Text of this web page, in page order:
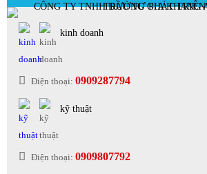
kinh doanh
Điện thoại: 0909287794
kỹ thuật
Điện thoại: 0909807792